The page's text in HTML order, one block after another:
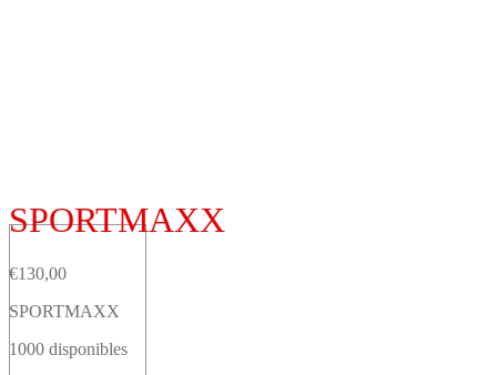
SPORTMAXX
€130,00
SPORTMAXX
1000 disponibles